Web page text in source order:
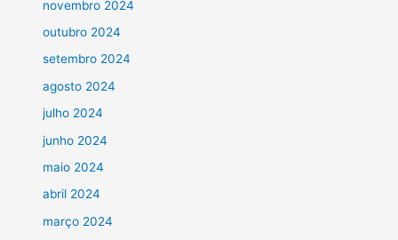
novembro 2024
outubro 2024
setembro 2024
agosto 2024
julho 2024
junho 2024
maio 2024
abril 2024
março 2024